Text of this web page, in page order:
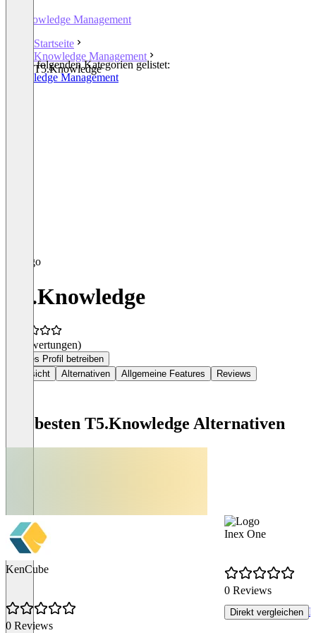
Knowledge Management
Startseite
Knowledge Management
T5.Knowledge
In den folgenden Kategorien gelistet:
Knowledge Management
T5.Knowledge
(0 Bewertungen)
Dieses Profil betreiben
Übersicht
Alternativen Allgemeine Features Reviews
Die besten T5.Knowledge Alternativen
KenCube
0 Reviews
Inex One
0 Reviews
Direkt vergleichen